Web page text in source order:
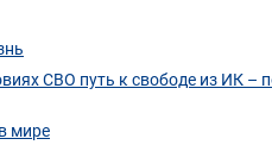
СВО путь к свободе из ИК –
мире